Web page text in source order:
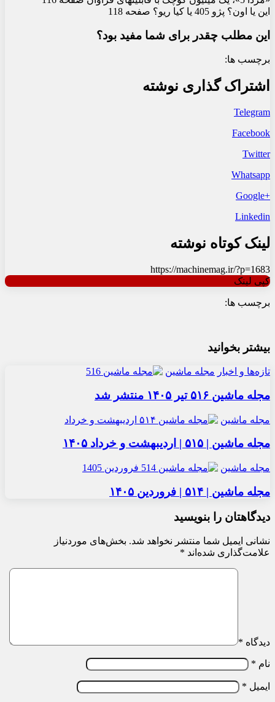
این یا اون؟ پژو 405 یا کیا ریو؟ صفحه 118
این مطلب چقدر برای شما مفید بود؟
برچسب ها:
اشتراک گذاری نوشته
Telegram
Facebook
Twitter
Whatsapp
+Google
Linkedin
لینک کوتاه نوشته
https://machinemag.ir/?p=1683
کپی لینک
برچسب ها:
بیشتر بخوانید
تازه‌ها و اخبار مجله ماشین
مجله ماشین ۵۱۶ تیر ۱۴۰۵ منتشر شد
مجله ماشین
مجله ماشین | ۵۱۵ | اردیبهشت و خرداد ۱۴۰۵
مجله ماشین
مجله ماشین | ۵۱۴ | فروردین ۱۴۰۵
دیدگاهتان را بنویسید
نشانی ایمیل شما منتشر نخواهد شد. بخش‌های موردنیاز
علامت‌گذاری شده‌اند *
دیدگاه *
نام *
ایمیل *